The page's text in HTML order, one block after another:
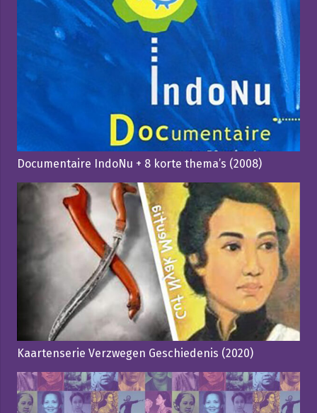
Documentaire IndoNu + 8 korte thema’s (2008)
Kaartenserie Verzwegen Geschiedenis (2020)